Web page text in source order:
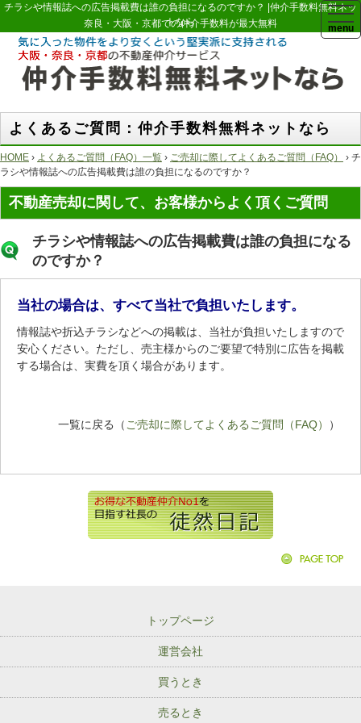
チラシや情報誌への広告掲載費は誰の負担になるのですか？ |仲介手数料無料ネッ
トなら
奈良・大阪・京都での仲介手数料が最大無料
よくあるご質問：仲介手数料無料ネットなら
HOME › よくあるご質問（FAQ）一覧 › ご売却に際してよくあるご質問（FAQ）
› チ
ラシや情報誌への広告掲載費は誰の負担になるのですか？
不動産売却に関して、お客様からよく頂くご質問
チラシや情報誌への広告掲載費は誰の負担になる
のですか？
当社の場合は、すべて当社で負担いたします。
情報誌や折込チラシなどへの掲載は、当社が負担いたしますので
安心ください。 ただし、売主様からのご要望で特別に広告を掲載
する場合は、実費を頂く場合があります。
一覧に戻る（ご売却に際してよくあるご質問（FAQ） ）
トップページ
運営会社
買うとき
売るとき